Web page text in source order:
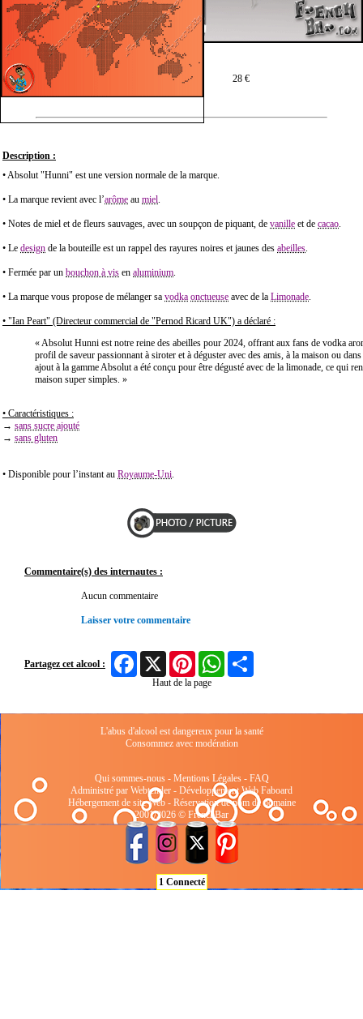
Prix moyen en 70 cl : 28 €
Description :
• Absolut "Hunni" est une version normale de la marque.
• La marque revient avec l’arôme au miel.
• Notes de miel et de fleurs sauvages, avec un soupçon de piquant, de vanille et de cacao.
• Le design de la bouteille est un rappel des rayures noires et jaunes des abeilles.
• Fermée par un bouchon à vis en aluminium.
• La marque vous propose de mélanger sa vodka onctueuse avec de la Limonade.
• "Ian Peart" (Directeur commercial de "Pernod Ricard UK") a déclaré :
« Absolut Hunni est notre reine des abeilles pour 2024, offrant aux fans de vodka
profil de saveur passionnant à siroter et à déguster avec des amis, à la maison ou
ajout à la gamme Absolut a été conçu pour être dégusté avec de la limonade, ce qui
maison super simples. »
• Caractéristiques :
→ sans sucre ajouté
→ sans gluten
• Disponible pour l’instant au Royaume-Uni.
Commentaire(s) des internautes :
Aucun commentaire
Laisser votre commentaire
Partagez cet alcool :
FacebookX Pinterest WhatsApp
Haut de la page
L'abus d'alcool est dangereux pour la santé
Consommez avec modération
Qui sommes-nous- Mentions Légales- FAQ
Administré par Webtender - Développement Web Faboard
Hébergement de site Web- Réservation de nom de domaine
2001/2026 © FrenchBar
1 Connecté